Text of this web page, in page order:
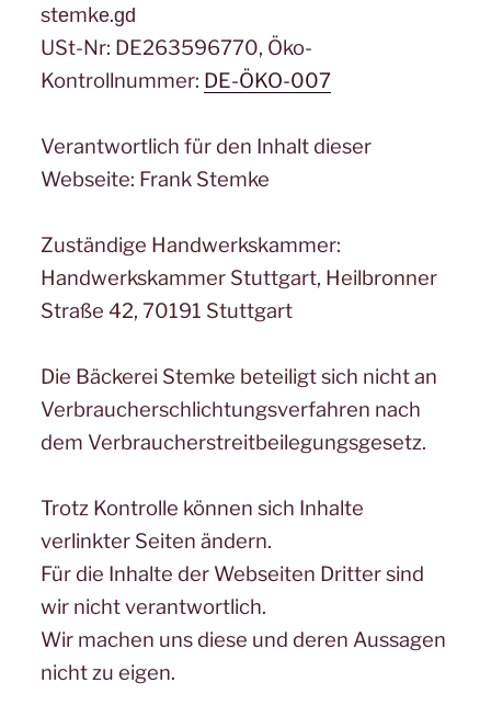
stеmkе.ɡԁ
USt-Nr: DE263596770, Öko-
Kontrollnummer: DE-ÖKO-007
Verantwortlich für den Inhalt dieser
Webseite: Frank Stemke
Zuständige Handwerkskammer:
Handwerkskammer Stuttgart, Heilbronner
Straße 42, 70191 Stuttgart
Die Bäckerei Stemke beteiligt sich nicht an
Verbraucherschlichtungsverfahren nach
dem Verbraucherstreitbeilegungsgesetz.
Trotz Kontrolle können sich Inhalte
verlinkter Seiten ändern.
Für die Inhalte der Webseiten Dritter sind
wir nicht verantwortlich.
Wir machen uns diese und deren Aussagen
nicht zu eigen.